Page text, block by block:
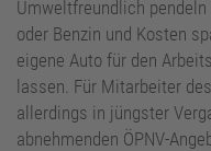
Umweltfreundlich pendeln
oder Benzin und Kosten
eigene Auto für den
lassen. Für Mitarbeiter
allerdings in jüngster
abnehmenden ÖPNV-